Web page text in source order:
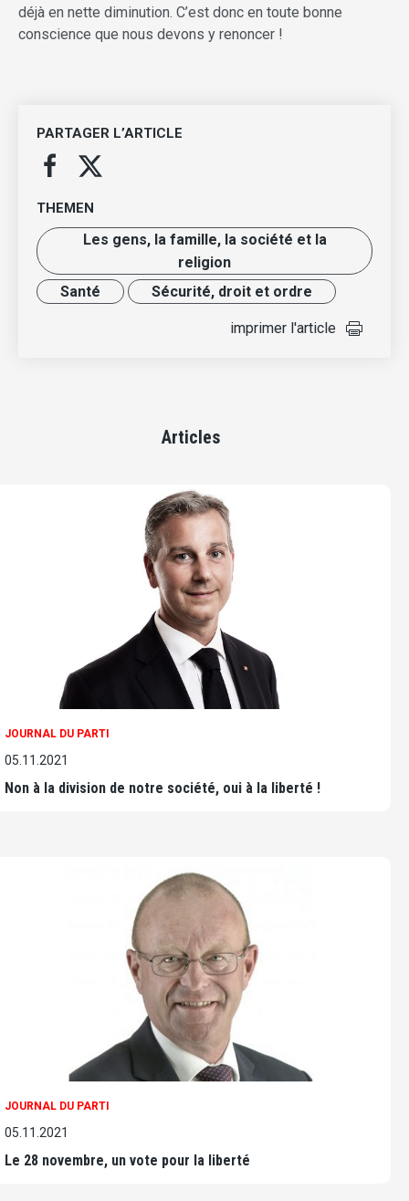
déjà en nette diminution. C’est donc en toute bonne
conscience que nous devons y renoncer !
PARTAGER L’ARTICLE
THEMEN
Les gens, la famille, la société et la
religion
Santé
Sécurité, droit et ordre
imprimer l'article
Articles
JOURNAL DU PARTI
05.11.2021
Non à la division de notre société, oui à la liberté !
JOURNAL DU PARTI
05.11.2021
Le 28 novembre, un vote pour la liberté